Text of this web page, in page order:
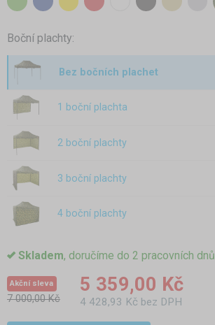
Boční plachty:
Bez bočních plachet
1 boční plachta
2 boční plachty
3 boční plachty
4 boční plachty
Skladem, doručíme do 2 pracovních dnů
Akční sleva
7 000,00 Kč
5 359,00 Kč
4 428,93 Kč bez DPH